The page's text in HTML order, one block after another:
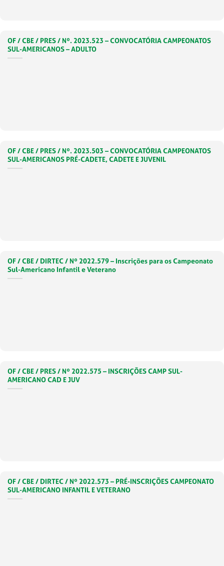
OF / CBE / PRES / Nº. 2023.523 – CONVOCATÓRIA CAMPEONATOS
SUL-AMERICANOS – ADULTO
OF / CBE / PRES / Nº. 2023.503 – CONVOCATÓRIA CAMPEONATOS
SUL-AMERICANOS PRÉ-CADETE, CADETE E JUVENIL
OF / CBE / DIRTEC / Nº 2022.579 – Inscrições para os Campeonato
Sul-Americano Infantil e Veterano
OF / CBE / PRES / Nº 2022.575 – INSCRIÇÕES CAMP SUL-
AMERICANO CAD E JUV
OF / CBE / DIRTEC / Nº 2022.573 – PRÉ-INSCRIÇÕES CAMPEONATO
SUL-AMERICANO INFANTIL E VETERANO